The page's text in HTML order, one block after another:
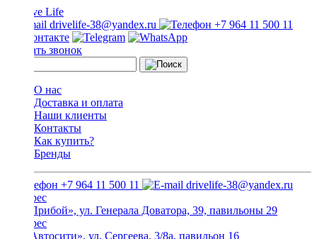
drivelife-38@yandex.ru +7 964 11 500 11
Заказать звонок
О нас
Доставка и оплата
Наши клиенты
Контакты
Как купить?
Бренды
+7 964 11 500 11 drivelife-38@yandex.ru
ТЦ «Прибой», ул. Генерала Доватора, 39, павильоны 29
ТЦ «Автосити», ул. Сергеева, 3/8а, павильон 16